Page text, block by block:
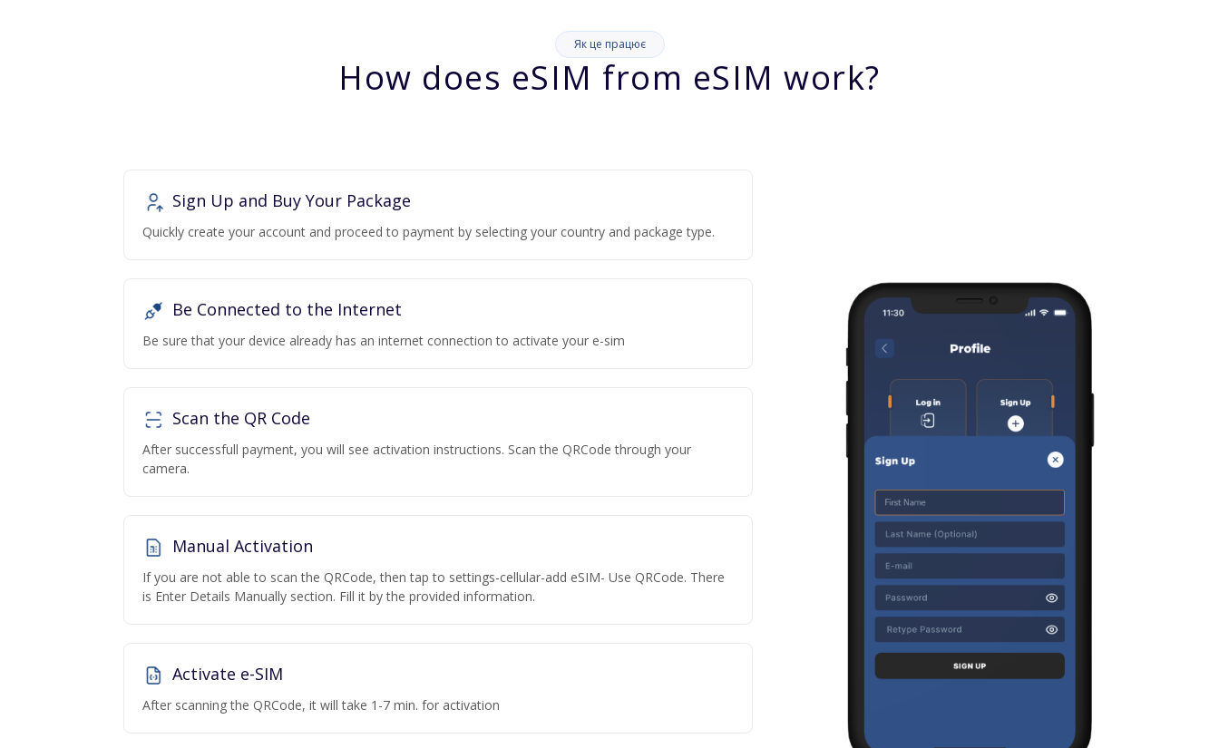
Як це працює
How does eSIM from eSIM work?
Sign Up and Buy Your Package
Quickly create your account and proceed to payment by selecting your country and package type.
Be Connected to the Internet
Be sure that your device already has an internet connection to activate your e-sim
Scan the QR Code
After successfull payment, you will see activation instructions. Scan the QRCode through your
camera.
Manual Activation
If you are not able to scan the QRCode, then tap to settings-cellular-add eSIM- Use QRCode. There
is Enter Details Manually section. Fill it by the provided information.
Activate e-SIM
After scanning the QRCode, it will take 1-7 min. for activation